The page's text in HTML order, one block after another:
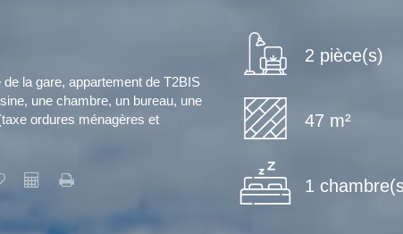
la gare, appartement de T2BIS
une chambre, un bureau, une
ordures ménagères et
2 pièce(s)
47 m²
1